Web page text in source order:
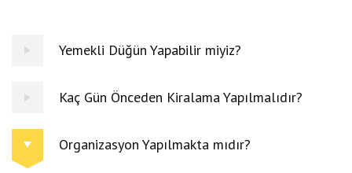
Yemekli Düğün Yapabilir miyiz?
Kaç Gün Önceden Kiralama Yapılmalıdır?
Organizasyon Yapılmakta mıdır?